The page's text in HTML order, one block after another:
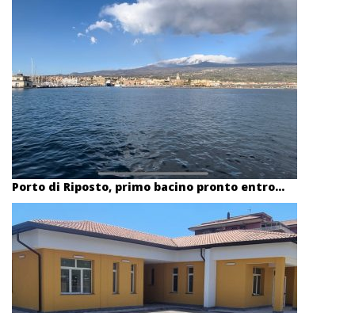
Porto di Riposto, primo bacino pronto entro...